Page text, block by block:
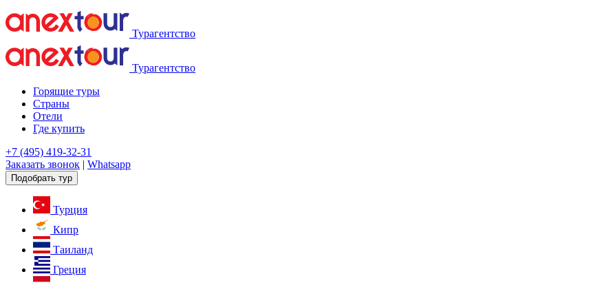
Турагентство
Турагентство
Горящие туры
Страны
Отели
Где купить
+7 (495) 419-32-31
Заказать звонок | Whatsapp
Подобрать тур
Турция
Кипр
Таиланд
Греция